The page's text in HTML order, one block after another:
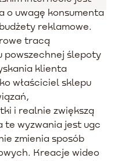
o uwagę konsumenta
reklamowe.
tracą
powszechnej ślepoty
klienta
właściciel sklepu
i realnie zwiększą
te wyzwania jest ugc
zmienia sposób
Kreacje wideo